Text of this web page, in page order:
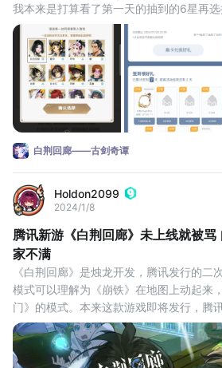
我本来是打算看了第一天的抽到的6星再
强，每天上线签到把全卡池的人物都集齐
己，给活动策划点赞
下方有小伙伴提供了一个方法(已经关闭了
到，但至少我们尝试了
没及时领抽卡福利的速度进来 - TapTap#
白荆回廊——古剑奇谭
Holdon2099
2024/1/8
腾讯新游《白荆回廊》未上线就被骂
家不满
《白荆回廊》是烛龙开发，腾讯发行的二
模式可以理解为《崩铁》在地图上动起来
门》的模式。本来这款游戏即将发行，腾
切看起来都很顺利，可就在1月8日论坛炸
自选五星活动戛然而止！